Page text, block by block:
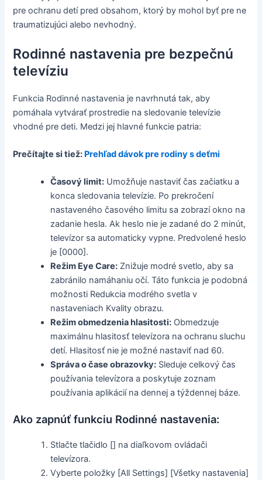
pre ochranu detí pred obsahom, ktorý by mohol byť pre ne
traumatizujúci alebo nevhodný.
Rodinné nastavenia pre bezpečnú
televíziu
Funkcia Rodinné nastavenia je navrhnutá tak, aby
pomáhala vytvárať prostredie na sledovanie televízie
vhodné pre deti. Medzi jej hlavné funkcie patria:
Prečítajte si tiež: Prehľad dávok pre rodiny s deťmi
Časový limit: Umožňuje nastaviť čas začiatku a
konca sledovania televízie. Po prekročení
nastaveného časového limitu sa zobrazí okno na
zadanie hesla. Ak heslo nie je zadané do 2 minút,
televízor sa automaticky vypne. Predvolené heslo
je [0000].
Režim Eye Care: Znižuje modré svetlo, aby sa
zabránilo namáhaniu očí. Táto funkcia je podobná
možnosti Redukcia modrého svetla v
nastaveniach Kvality obrazu.
Režim obmedzenia hlasitosti: Obmedzuje
maximálnu hlasitosť televízora na ochranu sluchu
detí. Hlasitosť nie je možné nastaviť nad 60.
Správa o čase obrazovky: Sleduje celkový čas
používania televízora a poskytuje zoznam
používania aplikácií na dennej a týždennej báze.
Ako zapnúť funkciu Rodinné nastavenia:
Stlačte tlačidlo [] na diaľkovom ovládači
televízora.
Vyberte položky [All Settings] [Všetky nastavenia]